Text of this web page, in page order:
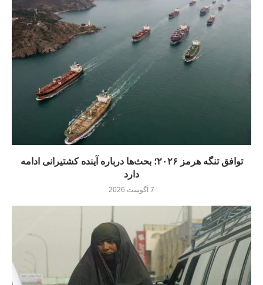
توافق تنگه هرمز ۲۰۲۶؛ بحث‌ها درباره آینده کشتیرانی ادامه
دارد
7 آگوست 2026